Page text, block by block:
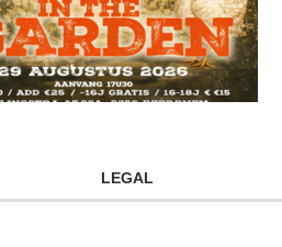
LEGAL